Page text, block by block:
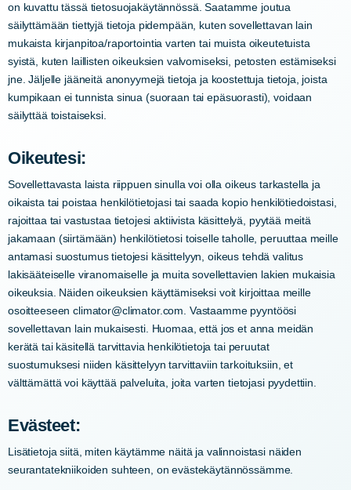
on kuvattu tässä tietosuojakäytännössä. Saatamme joutua
säilyttämään tiettyjä tietoja pidempään, kuten sovellettavan lain
mukaista kirjanpitoa/raportointia varten tai muista oikeutetuista
syistä, kuten laillisten oikeuksien valvomiseksi, petosten estämiseksi
jne. Jäljelle jääneitä anonyymejä tietoja ja koostettuja tietoja, joista
kumpikaan ei tunnista sinua (suoraan tai epäsuorasti), voidaan
säilyttää toistaiseksi.
Oikeutesi:
Sovellettavasta laista riippuen sinulla voi olla oikeus tarkastella ja
oikaista tai poistaa henkilötietojasi tai saada kopio henkilötiedoistasi,
rajoittaa tai vastustaa tietojesi aktiivista käsittelyä, pyytää meitä
jakamaan (siirtämään) henkilötietosi toiselle taholle, peruuttaa meille
antamasi suostumus tietojesi käsittelyyn, oikeus tehdä valitus
lakisääteiselle viranomaiselle ja muita sovellettavien lakien mukaisia ​​
oikeuksia. Näiden oikeuksien käyttämiseksi voit kirjoittaa meille
osoitteeseen climator@climator.com. Vastaamme pyyntöösi
sovellettavan lain mukaisesti. Huomaa, että jos et anna meidän
kerätä tai käsitellä tarvittavia henkilötietoja tai peruutat
suostumuksesi niiden käsittelyyn tarvittaviin tarkoituksiin, et
välttämättä voi käyttää palveluita, joita varten tietojasi pyydettiin.
Evästeet:
Lisätietoja siitä, miten käytämme näitä ja valinnoistasi näiden
seurantatekniikoiden suhteen, on evästekäytännössämme.